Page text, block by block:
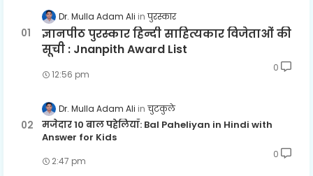
Dr. Mulla Adam Ali पुरस्कार
ज्ञानपीठ पुरस्कार हिन्दी साहित्यकार विजेताओं की
सूची : Jnanpith Award List
12:56 pm
0
Dr. Mulla Adam Ali चुटकुले
मजेदार 10 बाल पहेलियाँ: Bal Paheliyan in Hindi with
Answer for Kids
2:47 pm
0